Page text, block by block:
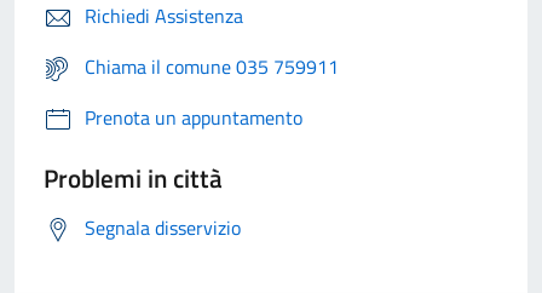
Richiedi Assistenza
Chiama il comune 035 759911
Prenota un appuntamento
Problemi in città
Segnala disservizio